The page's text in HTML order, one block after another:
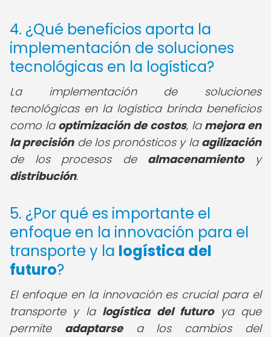
4. ¿Qué beneficios aporta la
implementación de soluciones
tecnológicas en la logística?
La implementación de soluciones
tecnológicas en la logística brinda beneficios
como la optimización de costos, la mejora en
la precisiónde los pronósticos y la agilización
de los procesos de almacenamientoy
distribución.
5. ¿Por qué es importante el
enfoque en la innovación para el
transporte y la logística del
futuro?
El enfoque en la innovación es crucial para el
transporte y la logística del futuroya que
permite adaptarsea los cambios del